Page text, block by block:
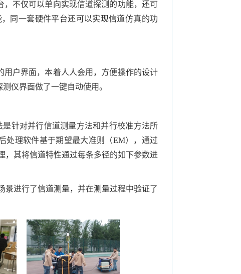
不仅可以单向实现信道探测的功能，还可
同一套硬件平台还可以实现信道仿真的功
户界面，本着人人会用，方便操作的设计
测仪界面做了一键自动使用。
是针对并行信道测量方法和并行校准方法所
处理软件基于期望最大准则（EM），通过
，其将信道特性通过每条多径的如下参数进
景进行了信道测量，并在测量过程中验证了